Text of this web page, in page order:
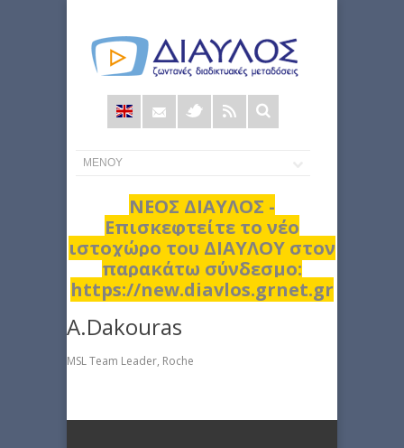
Φόρμα
αναζήτησης
ΝΕΟΣ ΔΙΑΥΛΟΣ -
Επισκεφτείτε το νέο
ιστοχώρο του ΔΙΑΥΛΟΥ στον
παρακάτω σύνδεσμο:
https://new.diavlos.grnet.gr
A.Dakouras
MSL Team Leader, Roche